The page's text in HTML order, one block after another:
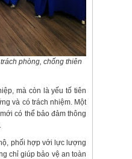
phòng, chống thiên
mà còn là yếu tố tiên
và có trách nhiệm. Một
có thể bảo đảm thông
phối hợp với lực lượng
chỉ giúp bảo vệ an toàn